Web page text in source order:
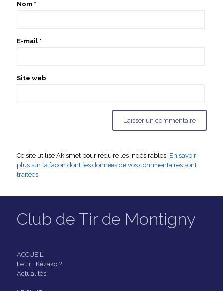
Nom *
E-mail *
Site web
Ce site utilise Akismet pour réduire les indésirables. En savoir
plus sur la façon dont les données de vos commentaires sont
traitées.
Club de Tir de Montigny
ACCUEIL
Le tir : Kézako ?
Actualités